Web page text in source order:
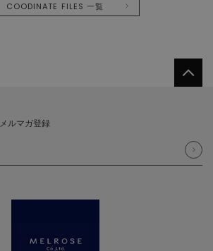
COODINATE FILES 一覧
メルマガ登録